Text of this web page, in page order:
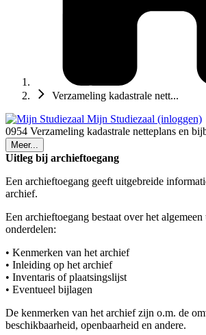
Verzameling kadastrale nett...
Mijn Studiezaal (inloggen)
0954 Verzameling kadastrale netteplans en
Meer...
Uitleg bij archieftoegang
Een archieftoegang geeft uitgebreide
archief.
Een archieftoegang bestaat over het
onderdelen:
• Kenmerken van het archief
• Inleiding op het archief
• Inventaris of plaatsingslijst
• Eventueel bijlagen
De kenmerken van het archief zijn o.m. de
beschikbaarheid, openbaarheid en andere.